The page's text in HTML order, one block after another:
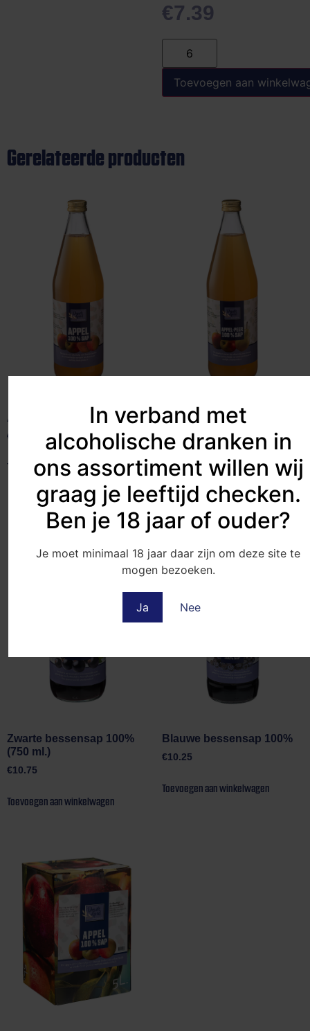
In verband met
alcoholische dranken in
ons assortiment willen wij
graag je leeftijd checken.
Ben je 18 jaar of ouder?
Je moet minimaal 18 jaar daar zijn om deze site te
mogen bezoeken.
Ja Nee
€7.39
Toevoegen aan
Gerelateerde producten
Appelsap (750 ml.)
€
Toevoegen aan winkelwagen
Appel-perensap (750 ml.)
€3.75
Toevoegen aan winkelwagen
Zwarte bessensap 100%
(750 ml.)
€10.75
Toevoegen aan winkelwagen
Blauwe bessensap 100%
€10.25
Toevoegen aan winkelwagen